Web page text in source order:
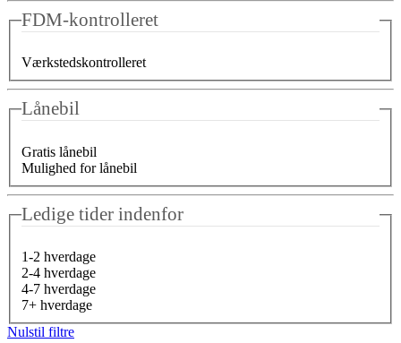
FDM-kontrolleret
Værkstedskontrolleret
Lånebil
Gratis lånebil
Mulighed for lånebil
Ledige tider indenfor
1-2 hverdage
2-4 hverdage
4-7 hverdage
7+ hverdage
Nulstil filtre